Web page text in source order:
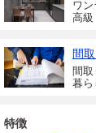
ワ
高級
間
間取
暮ら
特徴